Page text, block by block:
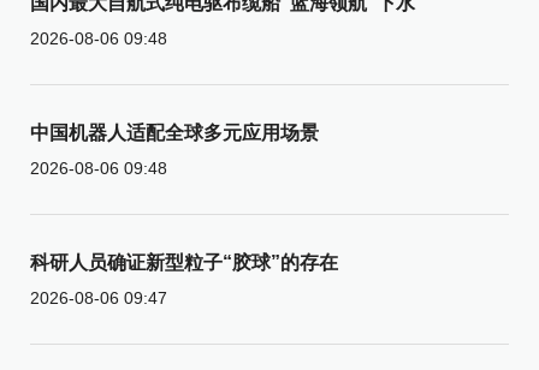
2026-08-06 09:48
中国机器人适配全球多元应用场景
2026-08-06 09:48
科研人员确证新型粒子“胶球”的存在
2026-08-06 09:47